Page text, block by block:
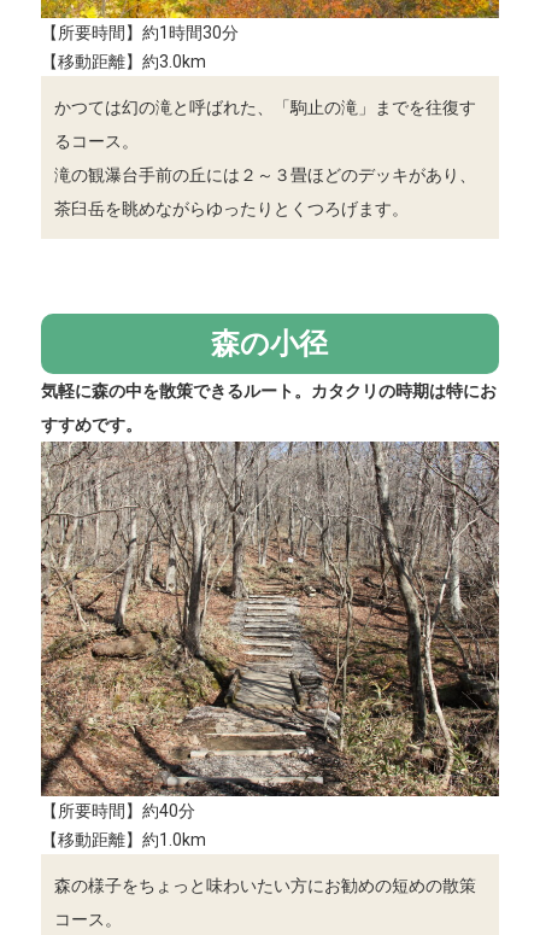
【所要時間】約1時間30分
【移動距離】約3.0km
かつては幻の滝と呼ばれた、「駒止の滝」までを往復す
るコース。
滝の観瀑台手前の丘には２～３畳ほどのデッキがあり、
茶臼岳を眺めながらゆったりとくつろげます。
森の小径
気軽に森の中を散策できるルート。カタクリの時期は特にお
すすめです。
【所要時間】約40分
【移動距離】約1.0km
森の様子をちょっと味わいたい方にお勧めの短めの散策
コース。